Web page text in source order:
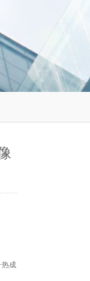
热成